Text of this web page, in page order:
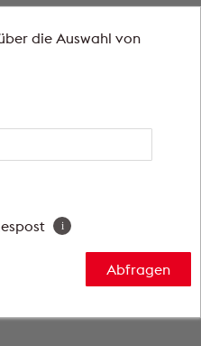
die Auswahl von
i